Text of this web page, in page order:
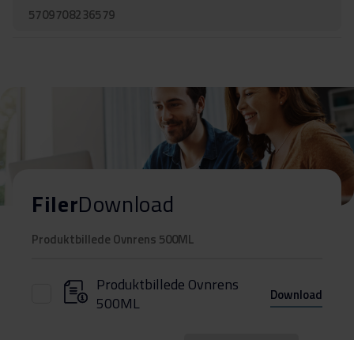
5709708236579
FilerDownload
Produktbillede Ovnrens 500ML
Produktbillede Ovnrens
500ML
Download